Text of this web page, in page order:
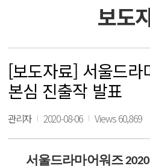
보도
[보도자료] 서울드
본심 진출작 발표
관리자 2020-08-06 Views 60,869
서울드라마어워즈